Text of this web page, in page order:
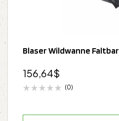
Blaser Wildwanne Faltbar
156,64$
(0)